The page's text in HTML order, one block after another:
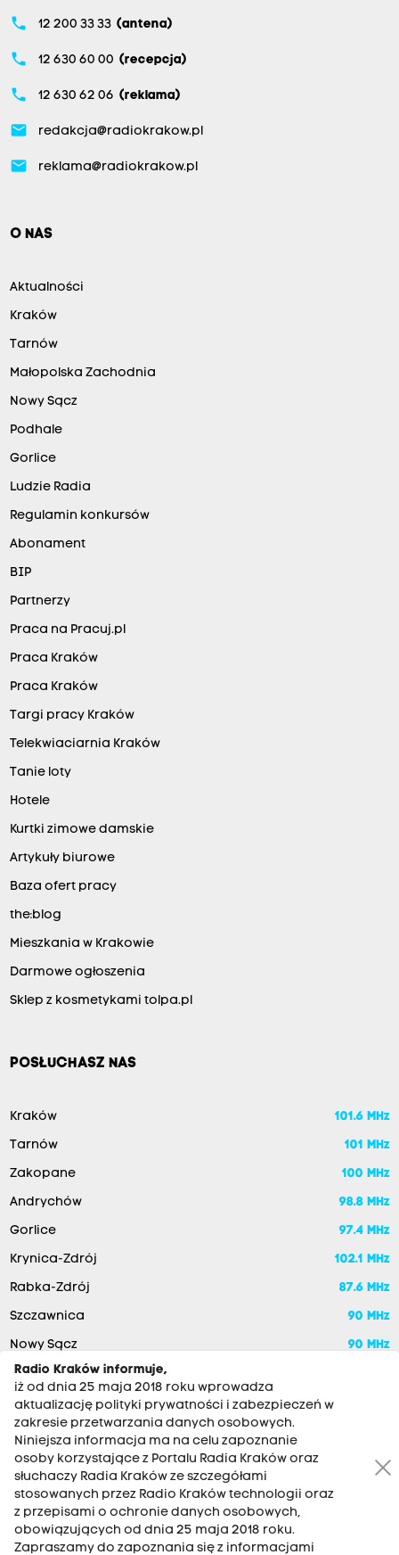
phone 12 200 33 33 (antena)
phone 12 630 60 00 (recepcja)
phone 12 630 62 06 (reklama)
email redakcja@radiokrakow.pl
email reklama@radiokrakow.pl
O NAS
Aktualności
Kraków
Tarnów
Małopolska Zachodnia
Nowy Sącz
Podhale
Gorlice
Ludzie Radia
Regulamin konkursów
Abonament
BIP
Partnerzy
Praca na Pracuj.pl
Praca Kraków
Praca Kraków
Targi pracy Kraków
Telekwiaciarnia Kraków
Tanie loty
Hotele
Kurtki zimowe damskie
Artykuły biurowe
Baza ofert pracy
the:blog
Mieszkania w Krakowie
Darmowe ogłoszenia
Sklep z kosmetykami tolpa.pl
POSŁUCHASZ NAS
Kraków 101.6 MHz
Tarnów 101 MHz
Zakopane 100 MHz
Andrychów 98.8 MHz
Gorlice 97.4 MHz
Krynica-Zdrój 102.1 MHz
Rabka-Zdrój 87.6 MHz
Szczawnica 90 MHz
Nowy Sącz 90 MHz
RADIO KRAKÓW SA. Aleja Juliusza Słowackiego 22, 30-007
Kraków
Antena: 12 200 33 33
Radio Kraków informuje,
iż od dnia 25 maja 2018 roku wprowadza
aktualizację polityki prywatności i zabezpieczeń w
zakresie przetwarzania danych osobowych.
Niniejsza informacja ma na celu zapoznanie
osoby korzystające z Portalu Radia Kraków oraz
słuchaczy Radia Kraków ze szczegółami
stosowanych przez Radio Kraków technologii oraz
z przepisami o ochronie danych osobowych,
obowiązujących od dnia 25 maja 2018 roku.
Zapraszamy do zapoznania się z informacjami